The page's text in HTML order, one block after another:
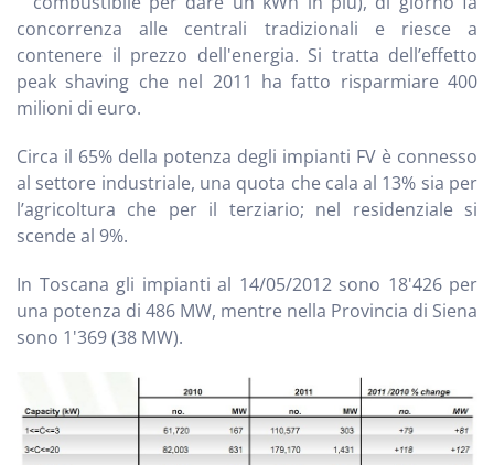
concorrenza alle centrali tradizionali e riesce a
contenere il prezzo dell'energia. Si tratta dell’effetto
peak shaving che nel 2011 ha fatto risparmiare 400
milioni di euro.
Circa il 65% della potenza degli impianti FV è connesso
al settore industriale, una quota che cala al 13% sia per
l’agricoltura che per il terziario; nel residenziale si
scende al 9%.
In Toscana gli impianti al 14/05/2012 sono 18'426 per
una potenza di 486 MW, mentre nella Provincia di Siena
sono 1'369 (38 MW).